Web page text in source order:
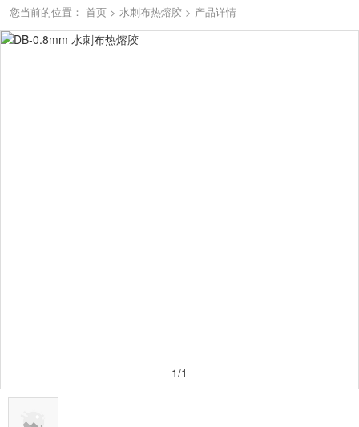
您当前的位置： 首页 > 水刺布热熔胶 > 产品详情
1/1